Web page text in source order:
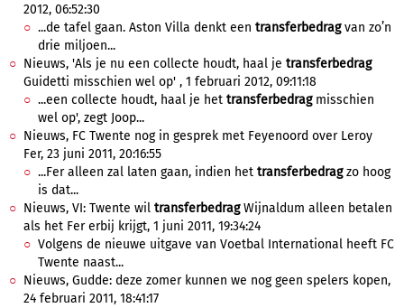
2012, 06:52:30
...de tafel gaan. Aston Villa denkt een transferbedragvan zo’n
drie miljoen...
Nieuws, 'Als je nu een collecte houdt, haal je transferbedrag
Guidetti misschien wel op' , 1 februari 2012, 09:11:18
...een collecte houdt, haal je het transferbedragmisschien
wel op', zegt Joop...
Nieuws, FC Twente nog in gesprek met Feyenoord over Leroy
Fer, 23 juni 2011, 20:16:55
...Fer alleen zal laten gaan, indien het transferbedragzo hoog
is dat...
Nieuws, VI: Twente wil transferbedragWijnaldum alleen betalen
als het Fer erbij krijgt, 1 juni 2011, 19:34:24
Volgens de nieuwe uitgave van Voetbal International heeft FC
Twente naast...
Nieuws, Gudde: deze zomer kunnen we nog geen spelers kopen,
24 februari 2011, 18:41:17